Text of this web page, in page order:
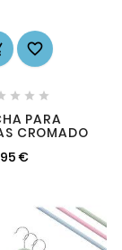

  
PARA
CROMADO
€